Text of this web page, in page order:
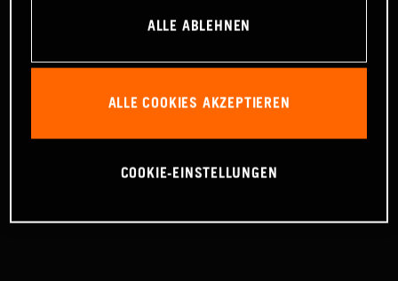
ALLE ABLEHNEN
ALLE COOKIES AKZEPTIEREN
COOKIE-EINSTELLUNGEN